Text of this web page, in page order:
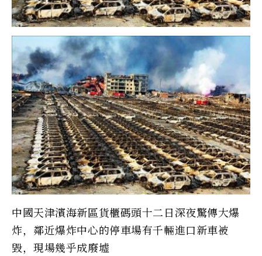
中國天津濱海新區貨櫃碼頭十二日深夜驚傳大爆
炸，鄰近爆炸中心的停車場有千輛進口新車被
毀，現場幾乎成廢墟